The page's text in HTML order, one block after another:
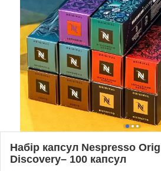
Набір капсул Nespresso
Discovery– 100 капсул